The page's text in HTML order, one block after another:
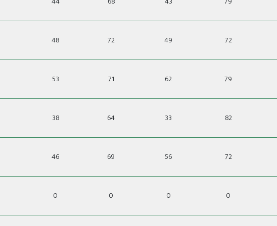
48 72 49 72
53 71 62 79
38 64 33 82
46 69 56 72
0 0 0 0